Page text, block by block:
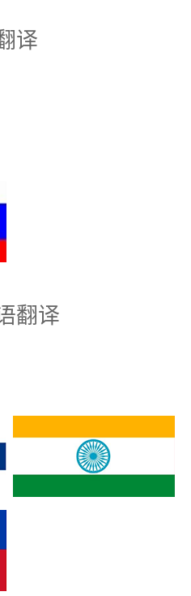
翻译
译